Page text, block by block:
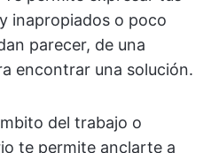
inapropiados o poco
parecer, de una
encontrar una solución.
del trabajo o
te permite anclarte a